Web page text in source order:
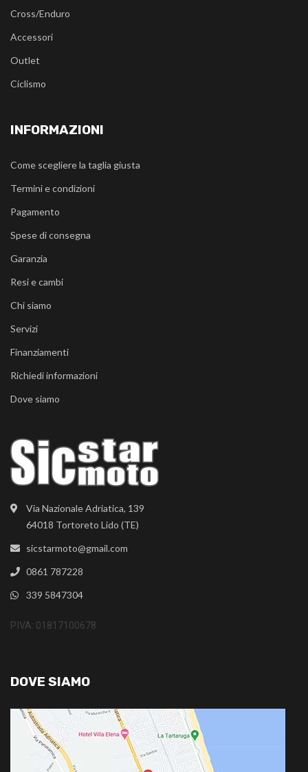
Via Nazionale Adriatica, 139
64018 Tortoreto Lido (TE)
sicstarmoto@gmail.com
0861 787228
339 5847304
P.IVA: 01817100678
Cross/Enduro
Accessori
Outlet
Ciclismo
INFORMAZIONI
Come scegliere la taglia giusta
Termini e condizioni
Pagamento
Spese di consegna
Garanzia
Resi e cambi
Chi siamo
Servizi
Finanziamenti
Richiedi informazioni
Dove siamo
DOVE SIAMO